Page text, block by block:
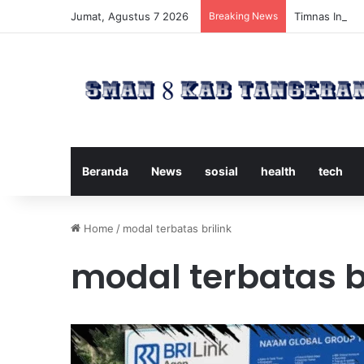
Jumat, Agustus 7 2026 Breaking News Timnas
Beranda News sosial health tech
Home / modal terbatas brilink
modal terbatas